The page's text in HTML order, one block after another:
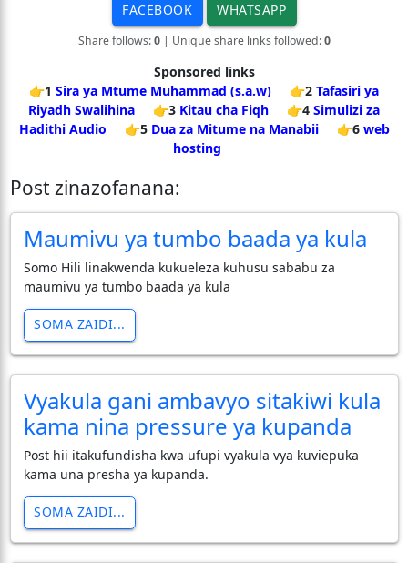
FACEBOOK WHATSAPP
Share follows:0| Unique share links followed:0
Sponsored links
👉1 Sira ya Mtume Muhammad (s.a.w) 👉2 Tafasiri ya
Riyadh Swalihina
👉3 Kitau cha Fiqh 👉4 Simulizi za
Hadithi Audio
👉5 Dua za Mitume na Manabii 👉6 web
hosting
Post zinazofanana:
Maumivu ya tumbo baada ya kula
Somo Hili linakwenda kukueleza kuhusu sababu za
maumivu ya tumbo baada ya kula
SOMA ZAIDI...
Vyakula gani ambavyo sitakiwi kula
kama nina pressure ya kupanda
Post hii itakufundisha kwa ufupi vyakula vya kuviepuka
kama una presha ya kupanda.
SOMA ZAIDI...